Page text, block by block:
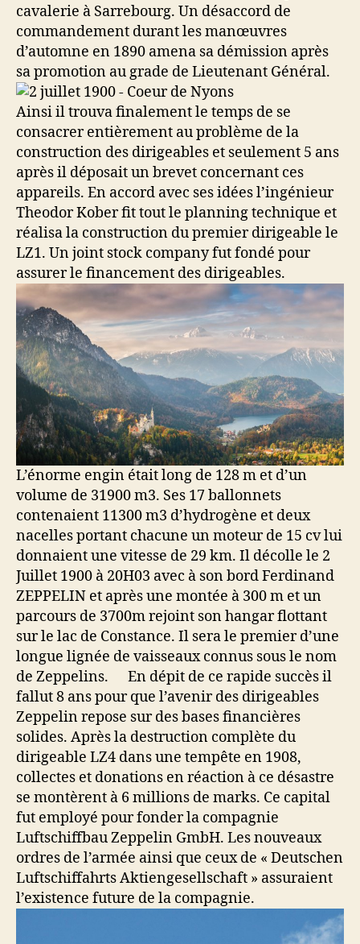
cavalerie à Sarrebourg. Un désaccord de
commandement durant les manœuvres
d’automne en 1890 amena sa démission après
sa promotion au grade de Lieutenant Général.
Ainsi il trouva finalement le temps de se
consacrer entièrement au problème de la
construction des dirigeables et seulement 5 ans
après il déposait un brevet concernant ces
appareils. En accord avec ses idées l’ingénieur
Theodor Kober fit tout le planning technique et
réalisa la construction du premier dirigeable le
LZ1. Un joint stock company fut fondé pour
assurer le financement des dirigeables.
L’énorme engin était long de 128 m et d’un
volume de 31900 m3. Ses 17 ballonnets
contenaient 11300 m3 d’hydrogène et deux
nacelles portant chacune un moteur de 15 cv lui
donnaient une vitesse de 29 km. Il décolle le 2
Juillet 1900 à 20H03 avec à son bord Ferdinand
ZEPPELIN et après une montée à 300 m et un
parcours de 3700m rejoint son hangar flottant
sur le lac de Constance. Il sera le premier d’une
longue lignée de vaisseaux connus sous le nom
de Zeppelins. En dépit de ce rapide succès il
fallut 8 ans pour que l’avenir des dirigeables
Zeppelin repose sur des bases financières
solides. Après la destruction complète du
dirigeable LZ4 dans une tempête en 1908,
collectes et donations en réaction à ce désastre
se montèrent à 6 millions de marks. Ce capital
fut employé pour fonder la compagnie
Luftschiffbau Zeppelin GmbH. Les nouveaux
ordres de l’armée ainsi que ceux de « Deutschen
Luftschiffahrts Aktiengesellschaft » assuraient
l’existence future de la compagnie.